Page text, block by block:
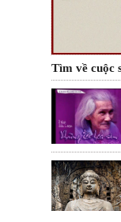
Tìm về cuộc